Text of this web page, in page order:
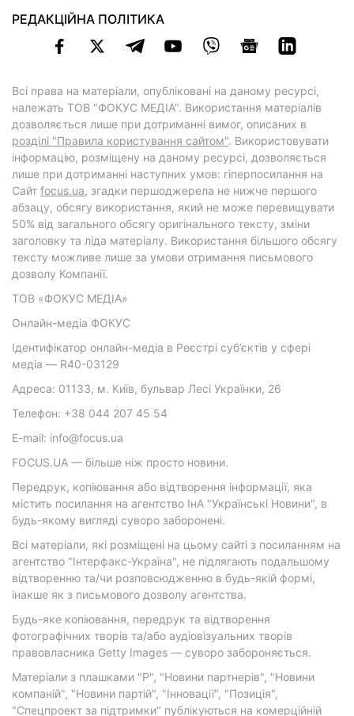
РЕДАКЦІЙНА ПОЛІТИКА
Всі права на матеріали, опубліковані на даному ресурсі,
належать ТОВ "ФОКУС МЕДІА". Використання матеріалів
дозволяється лише при дотриманні вимог, описаних в
розділі "Правила користування сайтом". Використовувати
інформацію, розміщену на даному ресурсі, дозволяється
лише при дотриманні наступних умов: гіперпосилання на
Cайт focus.ua, згадки першоджерела не нижче першого
абзацу, обсягу використання, який не може перевищувати
50% від загального обсягу оригінального тексту, зміни
заголовку та ліда матеріалу. Використання більшого обсягу
тексту можливе лише за умови отримання письмового
дозволу Компанії.
ТОВ «ФОКУС МЕДІА»
Онлайн-медіа ФОКУС
Ідентифікатор онлайн-медіа в Реєстрі суб’єктів у сфері
медіа — R40-03129
Адреса: 01133, м. Київ, бульвар Лесі Українки, 26
Телефон: +38 044 207 45 54
E-mail: info@focus.ua
FOCUS.UA — більше ніж просто новини.
Передрук, копіювання або відтворення інформації, яка
містить посилання на агентство ІнА "Українські Новини", в
будь-якому вигляді суворо заборонені.
Всі матеріали, які розміщені на цьому сайті з посиланням на
агентство "Інтерфакс-Україна", не підлягають подальшому
відтворенню та/чи розповсюдженню в будь-якій формі,
інакше як з письмового дозволу агентства.
Будь-яке копіювання, передрук та відтворення
фотографічних творів та/або аудіовізуальних творів
правовласника Getty Images — суворо забороняється.
Матеріали з плашками "Р", "Новини партнерів", "Новини
компаній", "Новини партій", "Інновації", "Позиція",
"Спецпроект за підтримки" публікуються на комерційній